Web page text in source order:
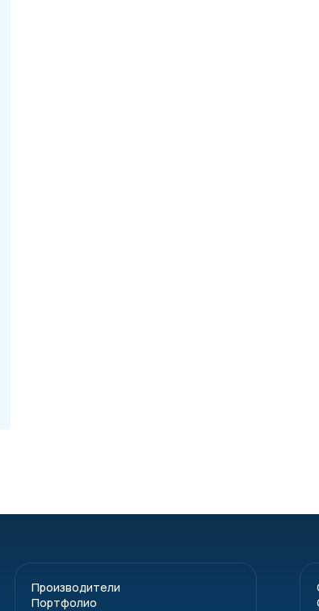
Производители
Портфолио